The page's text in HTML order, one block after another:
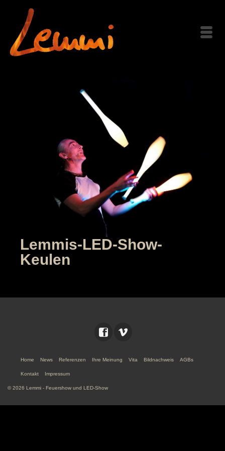
Lemmis-LED-Show-
Keulen
Home News Referenzen Ihre Meinung Vita Bildnachweis AGBs
Kontakt Impressum
© 2026 Lemmi - Feuershow und LED-Show